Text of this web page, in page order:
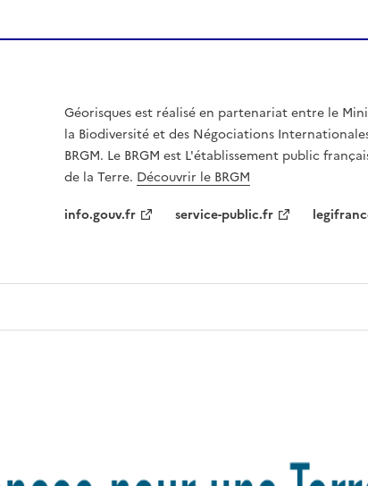
Géorisques est réalisé en partenariat entre le
la Biodiversité et des Négociations
BRGM. Le BRGM est L'établissement public
de la Terre. Découvrir le BRGM
info.gouv.fr
service-public.fr